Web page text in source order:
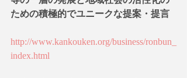
ための積極的でユニークな提案・提言
http://www.kankouken.org/business/ronbun_
index.html